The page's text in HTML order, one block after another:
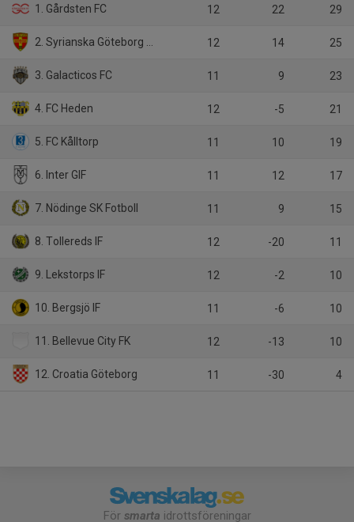
1. Gårdsten FC 12 22 29
2. Syrianska Göteborg FC 12 14 25
3. Galacticos FC 11 9 23
4. FC Heden 12 -5 21
5. FC Kålltorp 11 10 19
6. Inter GIF 11 12 17
7. Nödinge SK Fotboll 11 9 15
8. Tollereds IF 12 -20 11
9. Lekstorps IF 12 -2 10
10. Bergsjö IF 11 -6 10
11. Bellevue City FK 12 -13 10
12. Croatia Göteborg 11 -30 4
För smarta idrottsföreningar